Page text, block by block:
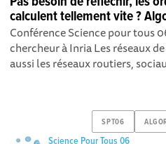
calculent tellement vite ?
Conférence Science pour tous
chercheur à Inria Les réseaux
aussi les réseaux routiers,
SPT06